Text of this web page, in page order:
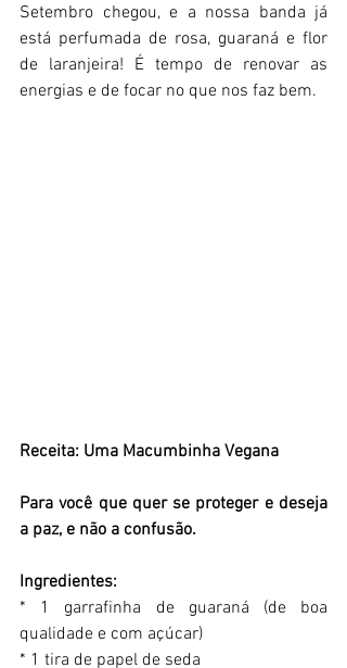
Setembro chegou, e a nossa banda já
está perfumada de rosa, guaraná e flor
de laranjeira! É tempo de renovar as
energias e de focar no que nos faz bem.
Receita: Uma Macumbinha Vegana
Para você que quer se proteger e deseja
a paz, e não a confusão.
Ingredientes:
* 1 garrafinha de guaraná (de boa
qualidade e com açúcar)
* 1 tira de papel de seda